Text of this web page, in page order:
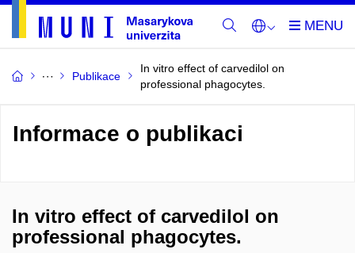
Publikace
In vitro effect of carvedilol on
professional phagocytes.
Informace o publikaci
In vitro effect of carvedilol on
professional phagocytes.